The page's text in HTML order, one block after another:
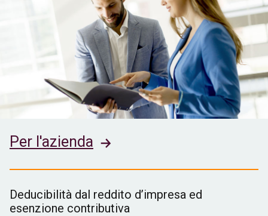
Per l'azienda
Deducibilità dal reddito d’impresa ed
esenzione contributiva